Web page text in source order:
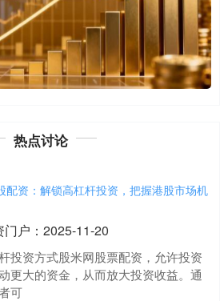
热点讨论
配资：解锁高杠杆投资，把握港股市场机
门户 ： 2025-11-20
投资方式股米网股票配资，允许投资
更大的资金，从而放大投资收益。通
可